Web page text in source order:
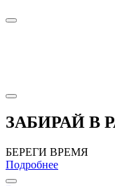
ЗАБИРАЙ В
БЕРЕГИ ВРЕМЯ
Подробнее